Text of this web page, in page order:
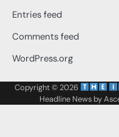
Entries feed
Comments feed
WordPress.org
Copyright © 2026
Headline News by